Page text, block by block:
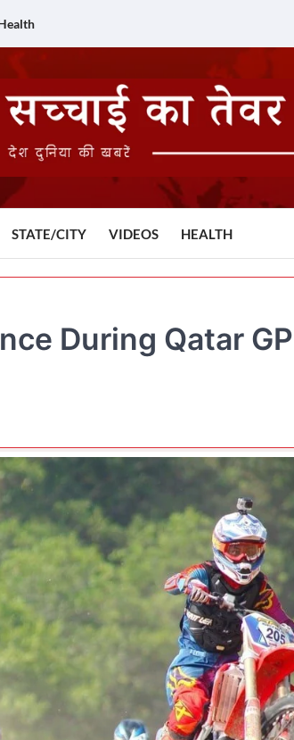
STATE/CITY VIDEOS HEALTH
During Qatar GP